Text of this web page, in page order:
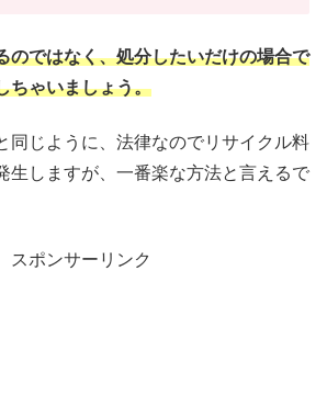
のではなく、処分したいだけの場合で
ちゃいましょう。
同じように、法律なのでリサイクル料
生しますが、一番楽な方法と言えるで
スポンサーリンク